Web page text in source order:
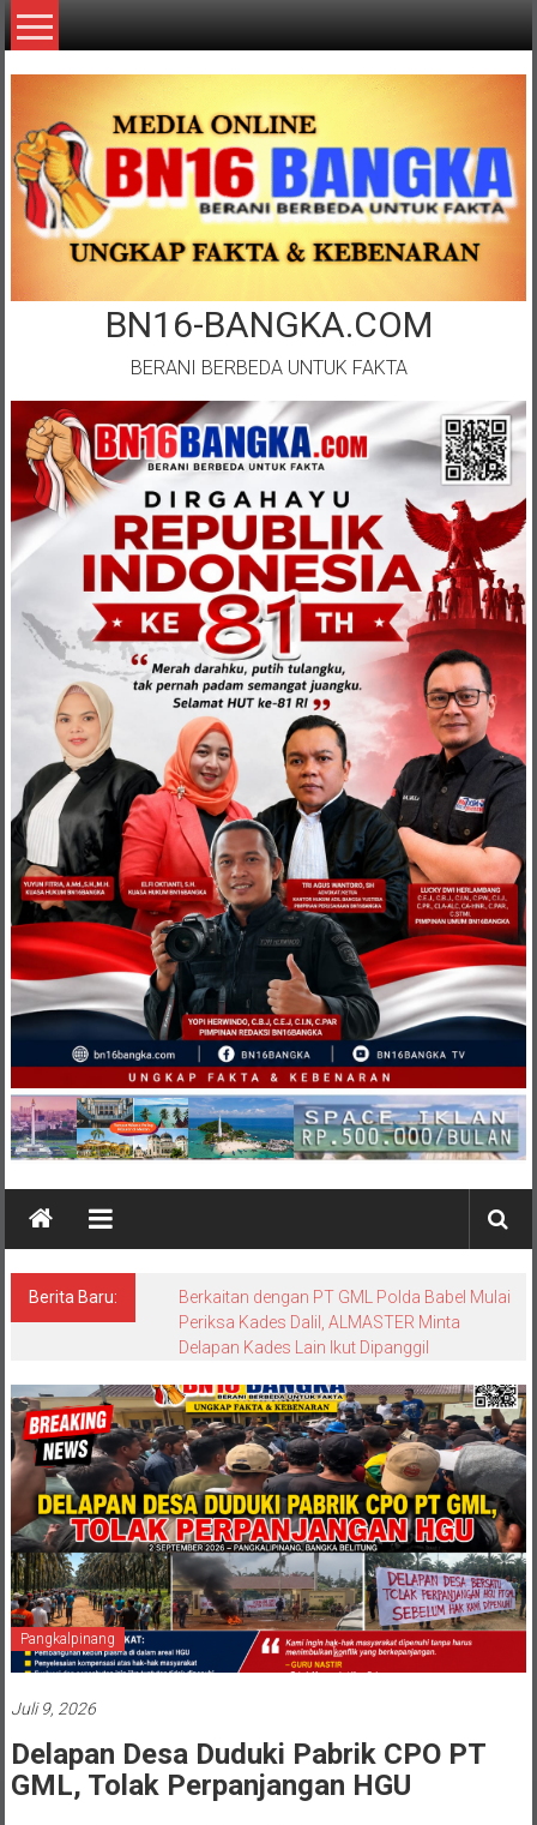
Lompat
ke
BN16-BANGKA.COM
BERANI BERBEDA UNTUK FAKTA
Berita Baru:
Pangkalpinang
Juli 9, 2026
Delapan Desa Duduki Pabrik CPO PT
GML, Tolak Perpanjangan HGU